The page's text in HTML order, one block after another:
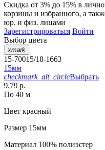
Скидка от 3% до 15% в
корзины и избранного, а
юр. и физ. лицами
Зарегистрироваться Войти
Выбор цвета
xmark
15-70015/18-1663
15мм
checkmark_alt_circleВыбрать
9.79 р.
По 40 м
Цвет красный
Размер 15мм
Материал 100% полиэстер